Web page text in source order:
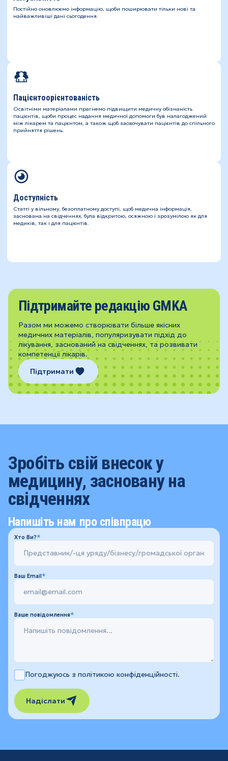
Постійно оновлюємо інформацію, щоби поширювати тільки нові та
найважливіші дані сьогодення.
Пацієнтоорієнтованість
Освітніми матеріалами прагнемо підвищити медичну обізнаність
пацієнтів, щоби процес надання медичної допомоги був налагоджений
між лікарем та пацієнтом, а також щоб заохочувати пацієнтів до спільного
прийняття рішень.
Доступність
Статті у вільному, безоплатному доступі, щоб медична інформація,
заснована на свідченнях, була відкритою, осяжною і зрозумілою як для
медиків, так і для пацієнтів.
Підтримайте редакцію GMKA
Разом ми можемо створювати більше якісних
медичних матеріалів, популяризувати підхід до
лікування, заснований на свідченнях, та розвивати
компетенції лікарів.
Підтримати
Зробіть свій внесок у
медицину, засновану на
свідченнях
Напишіть нам про співпрацю
Хто Ви?
Ваш Email
Ваше повідомлення
Погоджуюсь з політикою конфіденційності.
Надіслати